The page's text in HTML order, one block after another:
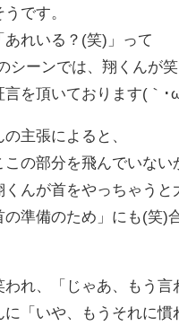
です。
あれいる？(笑)」って
シーンでは、翔くんが
言を頂いております(｀
主張によると、
この部分を飛んでいない
んが首をやっちゃうと
の準備のため」にも(笑)
われ、「じゃあ、もう言
に「いや、もうそれに慣